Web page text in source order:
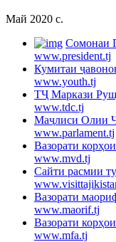
Май 2020 c.
Cомонаи
www.president.tj
Кумитаи
www.youth.tj
ТҶ Маркази
www.tdc.tj
Маҷлиси Олии
www.parlament.tj
Вазорати
www.mvd.tj
Сайти расмии
Вазорати
www.maorif.tj
Вазорати
www.mfa.tj